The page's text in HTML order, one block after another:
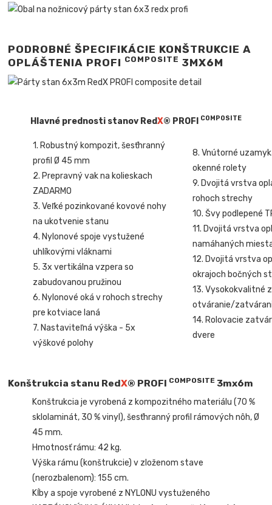
PODROBNÉ ŠPECIFIKÁCIE KONŠTRUKCIE A
OPLÁŠTENIA PROFI COMPOSITE 3MX6M
Hlavné prednosti stanov RedX® PROFI COMPOSITE
1. Robustný kompozit, šesťhranný
profil Ø 45 mm
2. Prepravný vak na kolieskach
ZADARMO
3. Veľké pozinkované kovové nohy
na ukotvenie stanu
4. Nylonové spoje vystužené
uhlíkovými vláknami
5. 3x vertikálna vzpera so
zabudovanou pružinou
6. Nylonové oká v rohoch strechy
pre kotviace laná
7. Nastaviteľná výška - 5x
výškové polohy
8. Vnútorné
okenné rolety
9. Dvojitá vrstva
rohoch strechy
10. Švy podlepené
11. Dvojitá vrstva
namáhaných
12. Dvojitá vrstva
okrajoch bočných
13. Vysokokvalitné
otváranie/
14. Rolovacie
dvere
Konštrukcia stanu RedX® PROFI COMPOSITE 3mx6m
Konštrukcia je vyrobená z kompozitného materiálu (70 %
sklolaminát, 30 % vinyl), šesťhranný profil rámových nôh, Ø
45 mm.
Hmotnosť rámu: 42 kg.
Výška rámu (konštrukcie) v zloženom stave
(nerozbalenom): 155 cm.
Kĺby a spoje vyrobené z NYLONU vystuženého